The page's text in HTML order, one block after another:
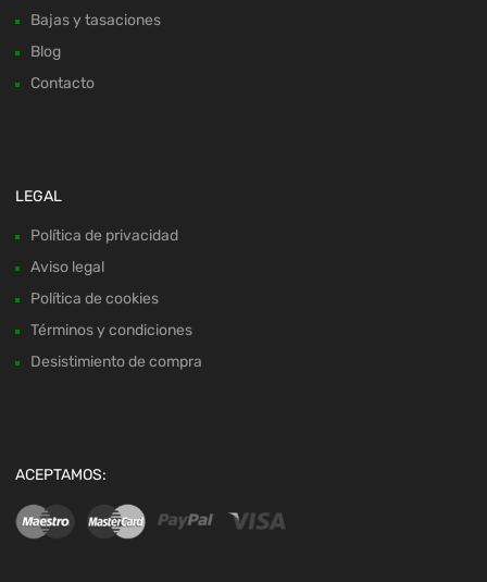
Bajas y tasaciones
Blog
Contacto
LEGAL
Política de privacidad
Aviso legal
Política de cookies
Términos y condiciones
Desistimiento de compra
ACEPTAMOS: